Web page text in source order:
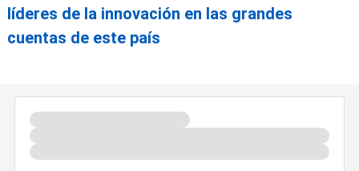
líderes de la innovación en las grandes
cuentas de este país